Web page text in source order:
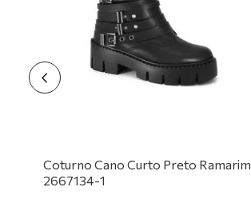
Coturno Cano Curto Preto Ramarim
2667134-1